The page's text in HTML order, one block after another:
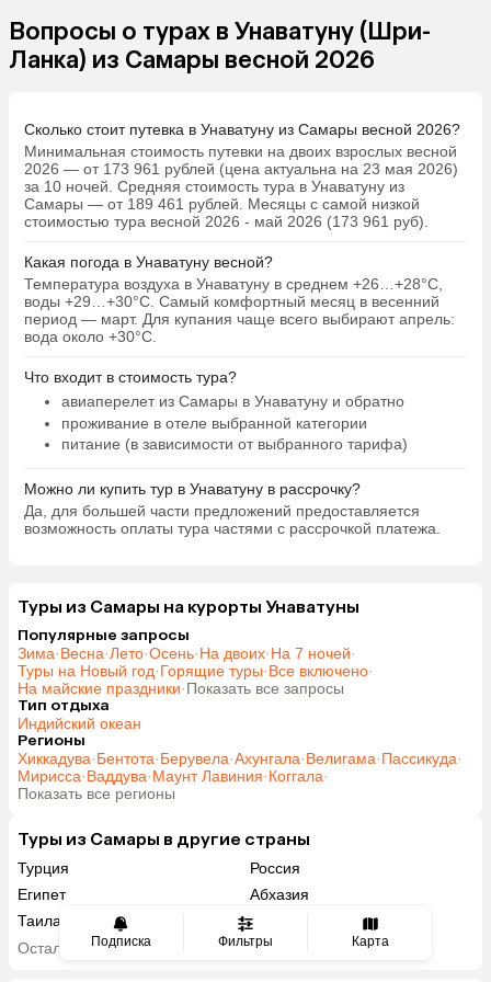
Подписка Фильтры Карта
Вопросы о турах в Унаватуну (Шри-
Ланка) из Самары весной 2026
Сколько стоит путевка в Унаватуну из Самары весной 2026?
Минимальная стоимость путевки на двоих взрослых весной
2026 — от 173 961 рублей (цена актуальна на 23 мая 2026)
за 10 ночей. Средняя стоимость тура в Унаватуну из
Самары — от 189 461 рублей. Месяцы с самой низкой
стоимостью тура весной 2026 - май 2026 (173 961 руб).
Какая погода в Унаватуну весной?
Температура воздуха в Унаватуну в среднем +26…+28°C,
воды +29…+30°C. Самый комфортный месяц в весенний
период — март. Для купания чаще всего выбирают апрель:
вода около +30°C.
Что входит в стоимость тура?
авиаперелет из Самары в Унаватуну и обратно
проживание в отеле выбранной категории
питание (в зависимости от выбранного тарифа)
Можно ли купить тур в Унаватуну в рассрочку?
Да, для большей части предложений предоставляется
возможность оплаты тура частями с рассрочкой платежа.
Туры из Самары на курорты Унаватуны
Популярные запросы
Зима·Весна·Лето·Осень·На двоих·На 7 ночей·
Туры на Новый год·Горящие туры·Все включено·
На майские праздники·Показать все запросы
Тип отдыха
Индийский океан
Регионы
Хиккадува·Бентота·Берувела·Ахунгала·Велигама·Пассикуда·
Мирисса·Ваддува·Маунт Лавиния·Коггала·
Показать все регионы
Туры из Самары в другие страны
Турция
Россия
Египет
Абхазия
Таиланд
Вьетнам
ОАЭ
Мальдивы
Остальные страны